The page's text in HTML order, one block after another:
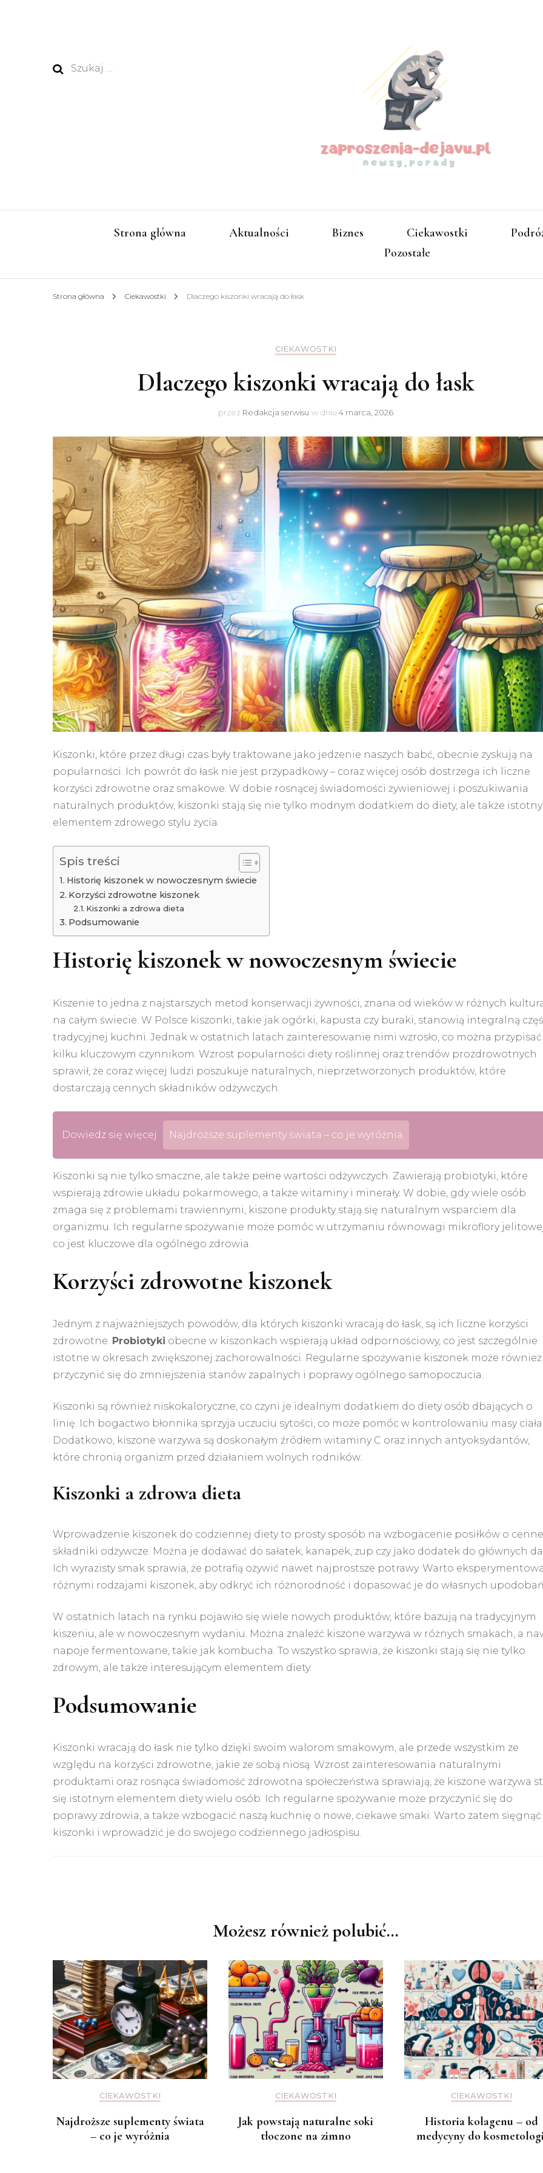
Szukaj:
Strona główna Aktualności Biznes Ciekawostki
Pozostałe
Strona główna Ciekawostki Dlaczego kiszonki wracają do łask
CIEKAWOSTKI
Dlaczego kiszonki wracają do łask
przez Redakcja serwisu w dniu 4 marca, 2026
Kiszonki, które przez długi czas były traktowane jako jedzenie naszych babć, obecnie zyskują na
popularności. Ich powrót do łask nie jest przypadkowy – coraz więcej osób dostrzega ich liczne
korzyści zdrowotne oraz smakowe. W dobie rosnącej świadomości żywieniowej i poszukiwania
naturalnych produktów, kiszonki stają się nie tylko modnym dodatkiem do diety, ale także
elementem zdrowego stylu życia.
Spis treści
Historię kiszonek w nowoczesnym świecie
Korzyści zdrowotne kiszonek
Kiszonki a zdrowa dieta
Podsumowanie
Historię kiszonek w nowoczesnym świecie
Kiszenie to jedna z najstarszych metod konserwacji żywności, znana od wieków w różnych
na całym świecie. W Polsce kiszonki, takie jak ogórki, kapusta czy buraki, stanowią integralną
tradycyjnej kuchni. Jednak w ostatnich latach zainteresowanie nimi wzrosło, co można przypisać
kilku kluczowym czynnikom. Wzrost popularności diety roślinnej oraz trendów prozdrowotnych
sprawił, że coraz więcej ludzi poszukuje naturalnych, nieprzetworzonych produktów, które
dostarczają cennych składników odżywczych.
Dowiedz się więcej Najdroższe suplementy świata – co je wyróżnia
Kiszonki są nie tylko smaczne, ale także pełne wartości odżywczych. Zawierają probiotyki, które
wspierają zdrowie układu pokarmowego, a także witaminy i minerały. W dobie, gdy wiele osób
zmaga się z problemami trawiennymi, kiszone produkty stają się naturalnym wsparciem dla
organizmu. Ich regularne spożywanie może pomóc w utrzymaniu równowagi mikroflory
co jest kluczowe dla ogólnego zdrowia.
Korzyści zdrowotne kiszonek
Jednym z najważniejszych powodów, dla których kiszonki wracają do łask, są ich liczne korzyści
zdrowotne. Probiotyki obecne w kiszonkach wspierają układ odpornościowy, co jest szczególnie
istotne w okresach zwiększonej zachorowalności. Regularne spożywanie kiszonek może również
przyczynić się do zmniejszenia stanów zapalnych i poprawy ogólnego samopoczucia.
Kiszonki są również niskokaloryczne, co czyni je idealnym dodatkiem do diety osób dbających o
linię. Ich bogactwo błonnika sprzyja uczuciu sytości, co może pomóc w kontrolowaniu masy
Dodatkowo, kiszone warzywa są doskonałym źródłem witaminy C oraz innych antyoksydantów,
które chronią organizm przed działaniem wolnych rodników.
Kiszonki a zdrowa dieta
Wprowadzenie kiszonek do codziennej diety to prosty sposób na wzbogacenie posiłków o cenne
składniki odżywcze. Można je dodawać do sałatek, kanapek, zup czy jako dodatek do głównych
Ich wyrazisty smak sprawia, że potrafią ożywić nawet najprostsze potrawy. Warto
różnymi rodzajami kiszonek, aby odkryć ich różnorodność i dopasować je do własnych
W ostatnich latach na rynku pojawiło się wiele nowych produktów, które bazują na tradycyjnym
kiszeniu, ale w nowoczesnym wydaniu. Można znaleźć kiszone warzywa w różnych smakach, a
napoje fermentowane, takie jak kombucha. To wszystko sprawia, że kiszonki stają się nie tylko
zdrowym, ale także interesującym elementem diety.
Podsumowanie
Kiszonki wracają do łask nie tylko dzięki swoim walorom smakowym, ale przede wszystkim ze
względu na korzyści zdrowotne, jakie ze sobą niosą. Wzrost zainteresowania naturalnymi
produktami oraz rosnąca świadomość zdrowotna społeczeństwa sprawiają, że kiszone warzywa
się istotnym elementem diety wielu osób. Ich regularne spożywanie może przyczynić się do
poprawy zdrowia, a także wzbogacić naszą kuchnię o nowe, ciekawe smaki. Warto zatem
kiszonki i wprowadzić je do swojego codziennego jadłospisu.
Możesz również polubić…
CIEKAWOSTKI
Najdroższe suplementy świata
– co je wyróżnia
CIEKAWOSTKI
Jak powstają naturalne soki
tłoczone na zimno
CIEKAWOSTKI
Historia kolagenu – od
medycyny do